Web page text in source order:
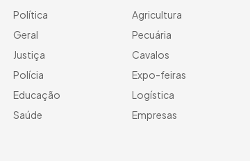
Política
Geral
Justiça
Polícia
Educação
Saúde
Agricultura
Pecuária
Cavalos
Expo-feiras
Logística
Empresas